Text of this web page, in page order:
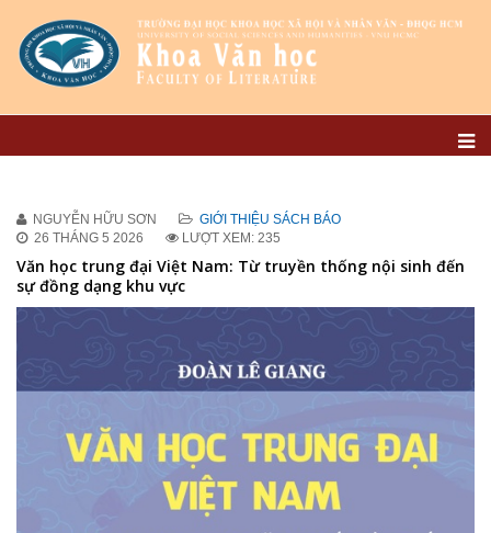
NGUYỄN HỮU SƠN
GIỚI THIỆU SÁCH BÁO
26 THÁNG 5 2026
LƯỢT XEM: 235
Văn học trung đại Việt Nam: Từ truyền thống nội sinh đến
sự đồng dạng khu vực